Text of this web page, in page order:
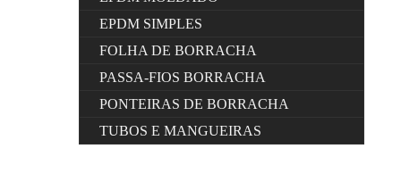
EPDM SIMPLES
FOLHA DE BORRACHA
PASSA-FIOS BORRACHA
PONTEIRAS DE BORRACHA
TUBOS E MANGUEIRAS